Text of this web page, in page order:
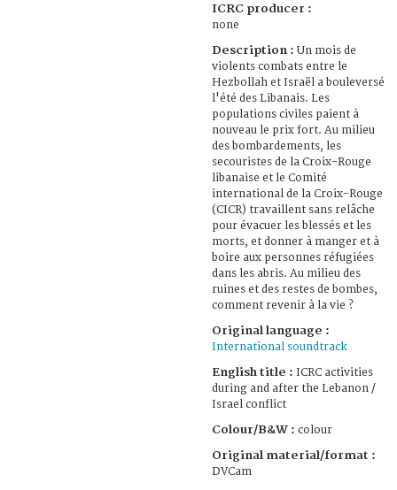
ICRC producer :
none
Description : Un mois de
violents combats entre le
Hezbollah et Israël a bouleversé
l'été des Libanais. Les
populations civiles paient à
nouveau le prix fort. Au milieu
des bombardements, les
secouristes de la Croix-Rouge
libanaise et le Comité
international de la Croix-Rouge
(CICR) travaillent sans relâche
pour évacuer les blessés et les
morts, et donner à manger et à
boire aux personnes réfugiées
dans les abris. Au milieu des
ruines et des restes de bombes,
comment revenir à la vie ?
Original language :
International soundtrack
English title : ICRC activities
during and after the Lebanon /
Israel conflict
Colour/B&W : colour
Original material/format :
DVCam